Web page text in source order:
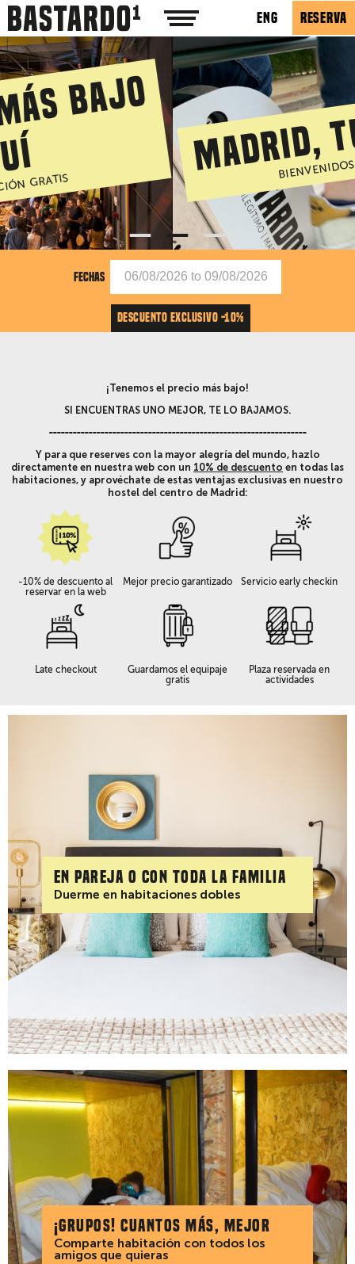
ENG RESERVA
MADRID, TU DESTINO
BIENVENIDOS A BASTARDO
1 2
FECHAS
DESCUENTO EXCLUSIVO -10%
¡Tenemos el precio más bajo!
SI ENCUENTRAS UNO MEJOR, TE LO BAJAMOS.
-----------------------------------------------------------------
Y para que reserves con la mayor alegría del mundo, hazlo
directamente en nuestra web con un 10% de descuento en todas las
habitaciones, y aprovéchate de estas ventajas exclusivas en nuestro
hostel del centro de Madrid:
-10% de descuento al
reservar en la web
Mejor precio garantizado Servicio early checkin
Late checkout
Guardamos el equipaje
gratis
Plaza reservada en
actividades
En pareja o con toda la familia
Duerme en habitaciones dobles
¡Grupos! Cuantos más, mejor
Comparte habitación con todos los
amigos que quieras